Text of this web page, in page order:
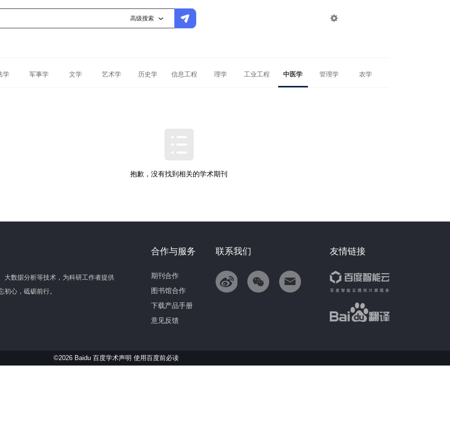
高级搜索 
学 军事学 文学 艺术学 历史学 信息工程 理学 工业工程 中医学 管理学 农学
抱歉，没有找到相关的学术期刊
大数据分析等技术，为科研工作者提供
心，砥砺前行。
友情链接
联系我们
合作与服务
期刊合作
图书馆合作
下载产品手册
意见反馈
©2026 Baidu 百度学术声明 使用百度前必读